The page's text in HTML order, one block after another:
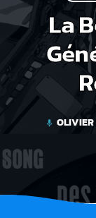
La
mic